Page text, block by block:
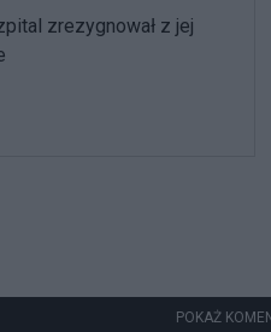
zrezygnował z jej
POKAŻ